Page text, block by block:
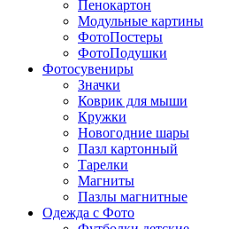
Пенокартон
Модульные картины
ФотоПостеры
ФотоПодушки
Фотоcувениры
Значки
Коврик для мыши
Кружки
Новогодние шары
Пазл картонный
Тарелки
Магниты
Пазлы магнитные
Одежда с Фото